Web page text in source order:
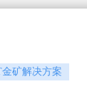
矿解决方案